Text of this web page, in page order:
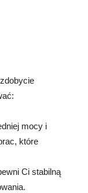
mocy i
które
Ci stabilną